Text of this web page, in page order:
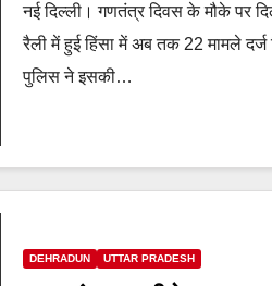
नई दिल्ली। गणतंत्र दिवस के मौके पर
रैली में हुई हिंसा में अब तक 22 मामले
पुलिस ने इसकी…
DEHRADUN UTTAR PRADESH